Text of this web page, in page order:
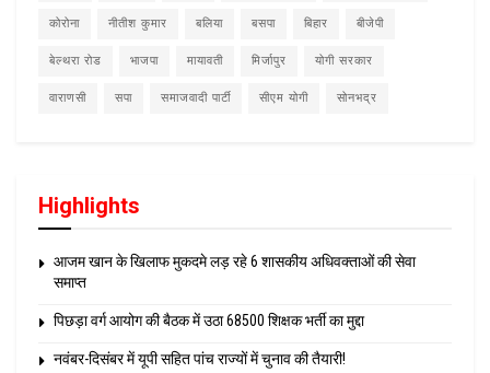
कोरोना नीतीश कुमार बलिया बसपा बिहार बीजेपी
बेल्थरा रोड भाजपा मायावती मिर्जापुर योगी सरकार
वाराणसी सपा समाजवादी पार्टी सीएम योगी सोनभद्र
Highlights
आजम खान के खिलाफ मुकदमे लड़ रहे 6 शासकीय अधिवक्ताओं की सेवा
समाप्त
पिछड़ा वर्ग आयोग की बैठक में उठा 68500 शिक्षक भर्ती का मुद्दा
नवंबर-दिसंबर में यूपी सहित पांच राज्यों में चुनाव की तैयारी!